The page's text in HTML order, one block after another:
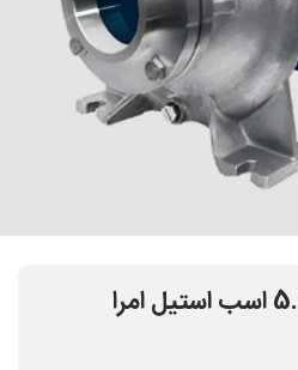
پمپ جت جکوزی 5.5 اسب استیل امرا